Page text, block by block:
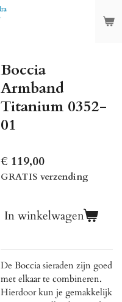
Boccia
Armband
Titanium 0352-
01
€ 119,00
GRATIS verzending
In winkelwagen
De Boccia sieraden zijn goed
met elkaar te combineren.
Hierdoor kun je gemakkelijk